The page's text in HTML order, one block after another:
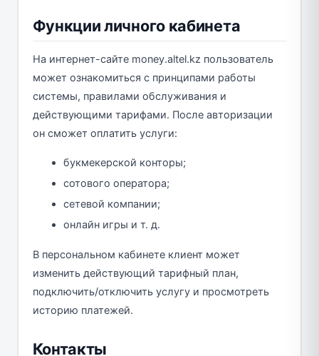
Функции личного кабинета
На интернет-сайте money.altel.kz пользователь
может ознакомиться с принципами работы
системы, правилами обслуживания и
действующими тарифами. После авторизации
он сможет оплатить услуги:
букмекерской конторы;
сотового оператора;
сетевой компании;
онлайн игры и т. д.
В персональном кабинете клиент может
изменить действующий тарифный план,
подключить/отключить услугу и просмотреть
историю платежей.
Контакты